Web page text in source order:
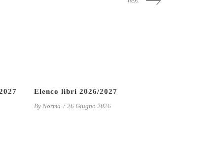
Elenco libri 2026/2027
By Norma 26 Giugno 2026